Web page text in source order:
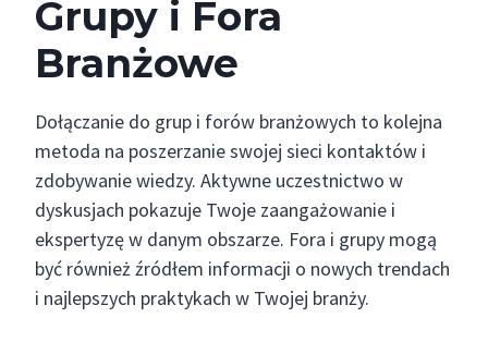
Grupy i Fora
Branżowe
Dołączanie do grup i forów branżowych to kolejna
metoda na poszerzanie swojej sieci kontaktów i
zdobywanie wiedzy. Aktywne uczestnictwo w
dyskusjach pokazuje Twoje zaangażowanie i
ekspertyzę w danym obszarze. Fora i grupy mogą
być również źródłem informacji o nowych trendach
i najlepszych praktykach w Twojej branży.